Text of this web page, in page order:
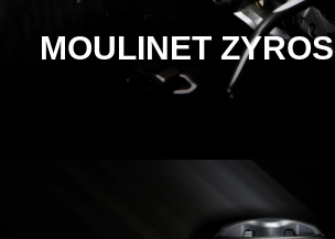
MOULINET ZYROS